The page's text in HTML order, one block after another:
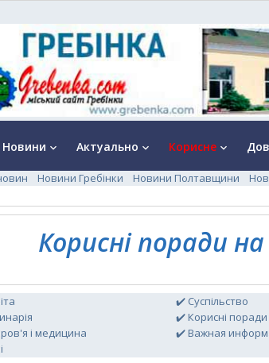
Новини keyboard_arrow_down Актуально keyboard_arrow_down Корисне keyboard_arrow_down
Новини Гребінки Новини Полтавщини
Корисні поради
✔️ Суспільство
✔️ Корисні поради
і медицина
✔️ Важная